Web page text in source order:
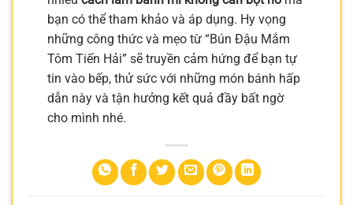
bạn có thể tham khảo và áp dụng. Hy vọng
những công thức và mẹo từ “Bún Đậu Mắm
Tôm Tiến Hải” sẽ truyền cảm hứng để bạn tự
tin vào bếp, thử sức với những món bánh hấp
dẫn này và tận hưởng kết quả đầy bất ngờ
cho mình nhé.